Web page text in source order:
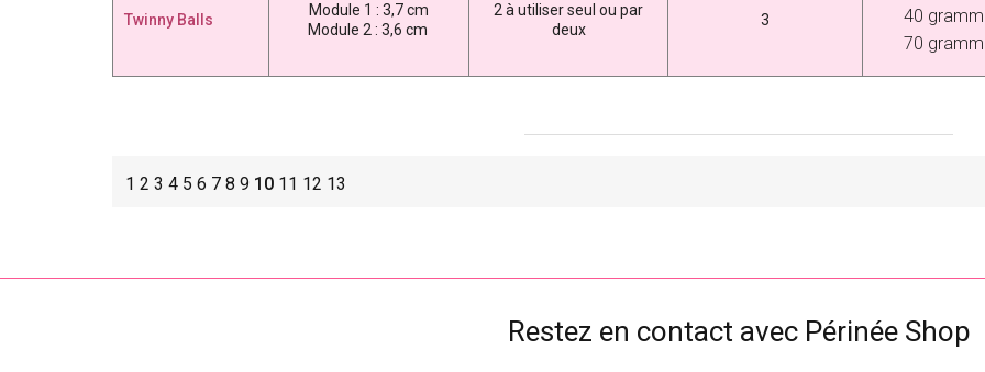
Twinny Balls
Module 1 : 3,7 cm
Module 2 : 3,6 cm
2 à utiliser seul ou par
deux
3
40
70
1 2 3 4 5 6 7 8 9 10 11 12 13
Restez en contact avec Périnée Shop